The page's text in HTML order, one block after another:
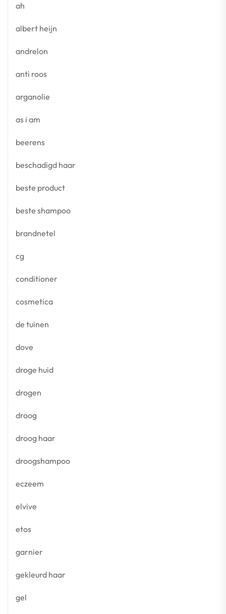
ah
albert heijn
andrelon
anti roos
arganolie
as i am
beerens
beschadigd haar
beste product
beste shampoo
brandnetel
cg
conditioner
cosmetica
de tuinen
dove
droge huid
drogen
droog
droog haar
droogshampoo
eczeem
elvive
etos
garnier
gekleurd haar
gel